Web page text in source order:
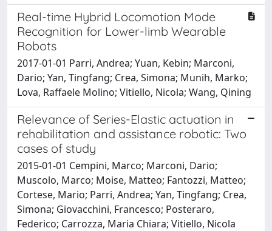
Real-time Hybrid Locomotion Mode
Recognition for Lower-limb Wearable
Robots
2017-01-01 Parri, Andrea; Yuan, Kebin; Marconi,
Dario; Yan, Tingfang; Crea, Simona; Munih, Marko;
Lova, Raffaele Molino; Vitiello, Nicola; Wang, Qining
Relevance of Series-Elastic actuation in
rehabilitation and assistance robotic: Two
cases of study
2015-01-01 Cempini, Marco; Marconi, Dario;
Muscolo, Marco; Moise, Matteo; Fantozzi, Matteo;
Cortese, Mario; Parri, Andrea; Yan, Tingfang; Crea,
Simona; Giovacchini, Francesco; Posteraro,
Federico; Carrozza, Maria Chiara; Vitiello, Nicola